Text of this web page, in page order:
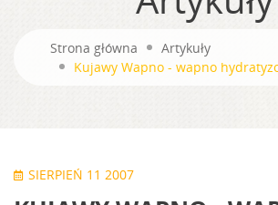
Strona główna
Artykuły
Kujawy Wapno - wapno
SIERPIEŃ 11 2007